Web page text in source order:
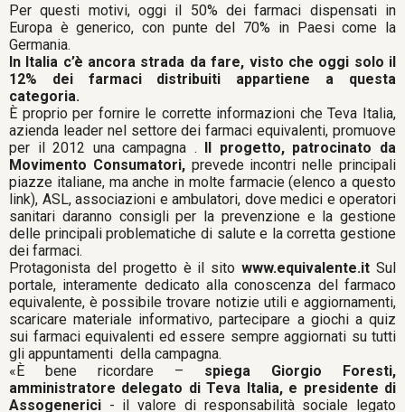
Per questi motivi, oggi il 50% dei farmaci dispensati in
Europa è generico, con punte del 70% in Paesi come la
Germania.
In Italia c’è ancora strada da fare, visto che oggi solo il
12% dei farmaci distribuiti appartiene a questa
categoria.
È proprio per fornire le corrette informazioni che Teva Italia,
azienda leader nel settore dei farmaci equivalenti, promuove
per il 2012 una campagna . Il progetto, patrocinato da
Movimento Consumatori,prevede incontri nelle principali
piazze italiane, ma anche in molte farmacie (elenco a questo
link), ASL, associazioni e ambulatori, dove medici e operatori
sanitari daranno consigli per la prevenzione e la gestione
delle principali problematiche di salute e la corretta gestione
dei farmaci.
Protagonista del progetto è il sitowww.equivalente.it Sul
portale, interamente dedicato alla conoscenza del farmaco
equivalente, è possibile trovare notizie utili e aggiornamenti,
scaricare materiale informativo, partecipare a giochi a quiz
sui farmaci equivalenti ed essere sempre aggiornati su tutti
gli appuntamenti della campagna.
«È bene ricordare – spiega Giorgio Foresti,
amministratore delegato di Teva Italia, e presidente di
Assogenerici - il valore di responsabilità sociale legato